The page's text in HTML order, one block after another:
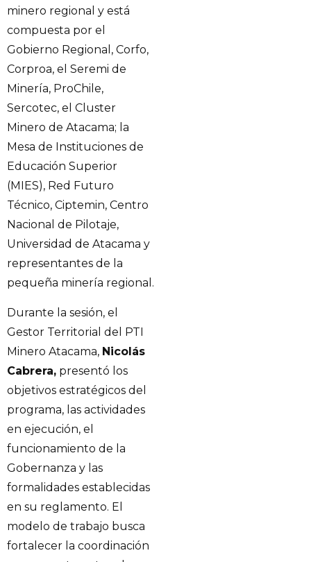
minero regional y está
compuesta por el
Gobierno Regional, Corfo,
Corproa, el Seremi de
Minería, ProChile,
Sercotec, el Cluster
Minero de Atacama; la
Mesa de Instituciones de
Educación Superior
(MIES), Red Futuro
Técnico, Ciptemin, Centro
Nacional de Pilotaje,
Universidad de Atacama y
representantes de la
pequeña minería regional.
Durante la sesión, el
Gestor Territorial del PTI
Minero Atacama, Nicolás
Cabrera, presentó los
objetivos estratégicos del
programa, las actividades
en ejecución, el
funcionamiento de la
Gobernanza y las
formalidades establecidas
en su reglamento. El
modelo de trabajo busca
fortalecer la coordinación